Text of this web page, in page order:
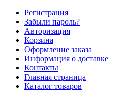
Регистрация
Забыли пароль?
Авторизация
Корзина
Оформление заказа
Информация о доставке
Контакты
Главная страница
Каталог товаров